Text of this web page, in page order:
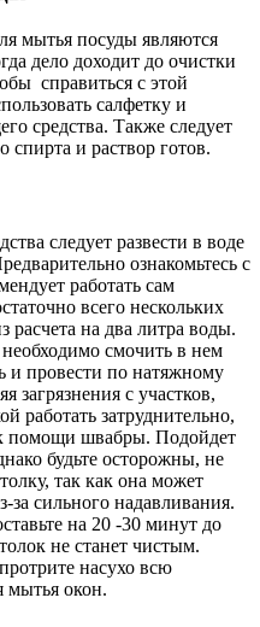
мытья посуды являются
дело доходит до очистки
справиться с этой
салфетку и
средства. Также следует
и раствор готов.
следует развести в воде
ознакомьтесь с
работать сам
всего нескольких
расчета на два литра воды.
необходимо смочить в нем
и провести по натяжному
загрязнения с участков,
работать затруднительно,
к помощи швабры. Подойдет
будьте осторожны, не
так как она может
за сильного надавливания.
на 20 -30 минут до
не станет чистым.
насухо всю
мытья окон.